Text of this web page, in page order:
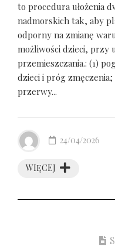
to procedura ułożenia
nadmorskich tak, aby
odporny na zmianę
możliwości dzieci, przy
przemieszczania.: (1)
dzieci i próg
przerwy...
WIĘCEJ
24/04/2026